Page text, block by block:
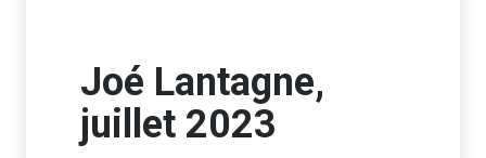
Joé Lantagne,
juillet 2023